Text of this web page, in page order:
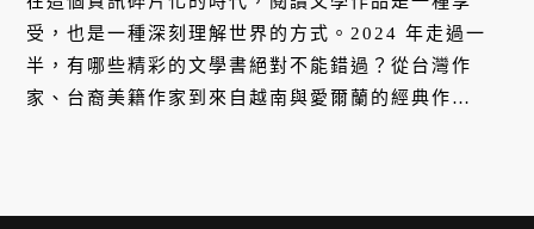
台裔美國人成長故事，還有哪些⋯⋯
受，也是一種深刻理解世界的方式。2024 年走過一
半，有哪些精彩的文學書絕對不能錯過？從台灣作
家、台裔美籍作家到來自越南與愛爾蘭的經典作